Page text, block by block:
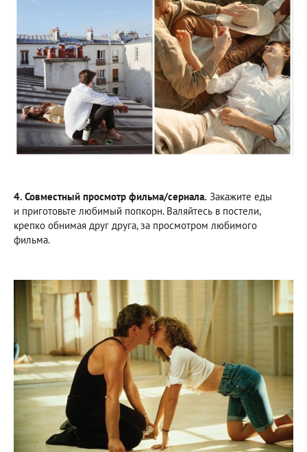
4. Совместный просмотр фильма/сериала. Закажите еды
и приготовьте любимый попкорн. Валяйтесь в постели,
крепко обнимая друг друга, за просмотром любимого
фильма.